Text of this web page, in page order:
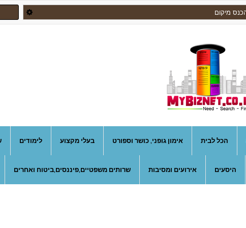
הכל לבית אימון גופני, כושר וספורט בעלי מקצוע לימודים
היסעים אירועים ומסיבות שרותים משפטיים,פיננסים,ביטוח ואחרים